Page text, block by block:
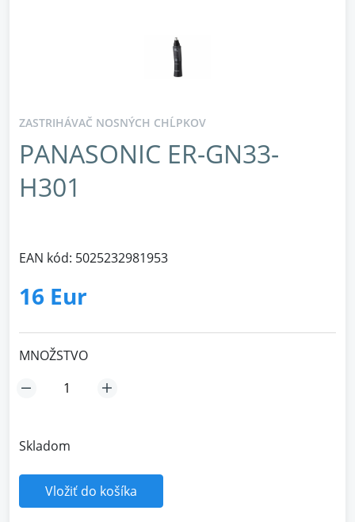
ZASTRIHÁVAČ NOSNÝCH CHĹPKOV
PANASONIC ER-GN33-
H301
EAN kód: 5025232981953
16 Eur
MNOŽSTVO
Skladom
Vložiť do košíka